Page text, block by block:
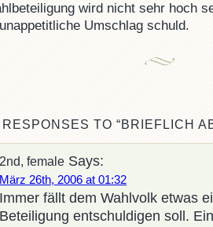
wird nicht sehr hoch
Umschlag schuld.
TO “BRIEFLICH
2nd, female Says:
März 26th, 2006 at 01:32
Immer fällt dem Wahlvolk etwas
Beteiligung entschuldigen soll.